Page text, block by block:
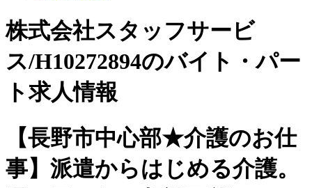
株式会社スタッフサービ
ス/H10272894のバイト・パー
ト求人情報
【長野市中心部★介護のお仕
事】派遣からはじめる介護。